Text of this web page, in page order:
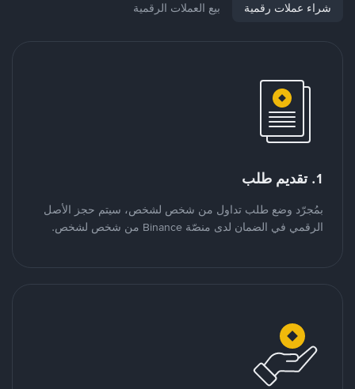
شراء عملات رقمية بيع العملات الرقمية
1. تقديم طلب
بمُجرّد وضع طلب تداول من شخص لشخص، سيتم حجز الأصل
الرقمي في الضمان لدى منصّة Binance من شخص لشخص.